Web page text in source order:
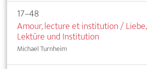
17–48
Amour, lecture et institution / Liebe,
Lektüre und Institution
Michael Turnheim